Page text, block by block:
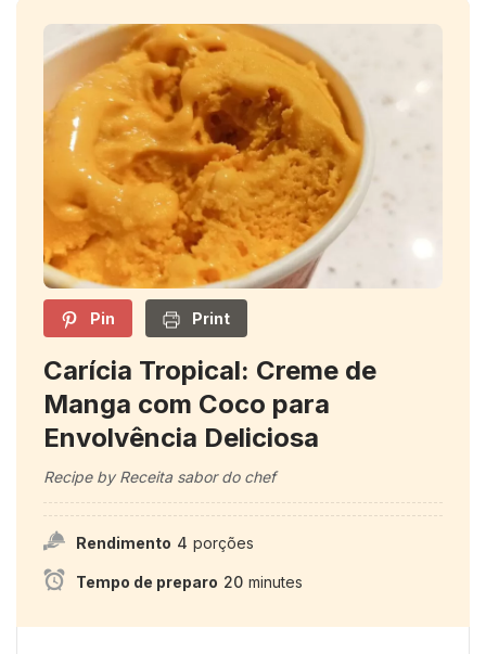
Pin Print
Carícia Tropical: Creme de
Manga com Coco para
Envolvência Deliciosa
Recipe by Receita sabor do chef
Rendimento 4 porções
Tempo de preparo 20 minutes